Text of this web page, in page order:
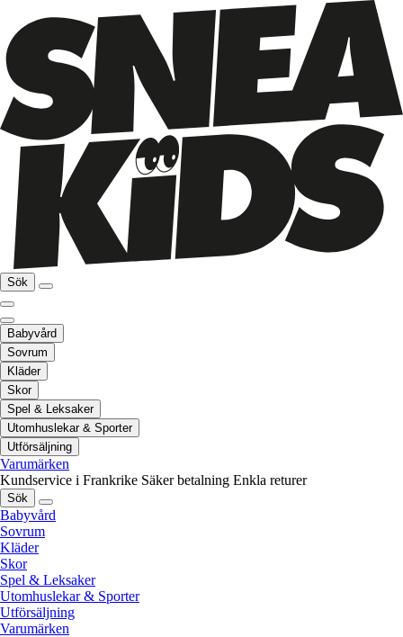
Sök
Babyvård
Sovrum
Kläder
Skor
Spel & Leksaker
Utomhuslekar & Sporter
Utförsäljning
Varumärken
Kundservice i Frankrike Säker betalning Enkla returer
Sök
Babyvård
Sovrum
Kläder
Skor
Spel & Leksaker
Utomhuslekar & Sporter
Utförsäljning
Varumärken